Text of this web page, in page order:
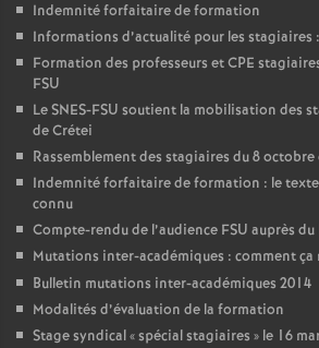
Indemnité forfaitaire de formation
Informations d’actualité pour les stagiaires
Formation des professeurs etCPE
FSU
LeSNES-FSU soutient la mobilisation des
de Crétei
Rassemblement des stagiaires du 8
Indemnité forfaitaire de formation : le
connu
Compte-rendu de l’audience FSU auprès du
Mutations inter-académiques : comment ça
Bulletin mutations inter-académiques 2014
Modalités d’évaluation de la formation
Stage syndical «spécial stagiaires » le 16